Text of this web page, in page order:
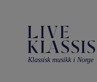
Klassisk musikk i Norge